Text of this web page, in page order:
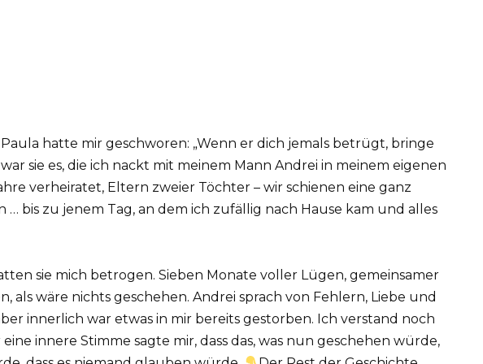
hatte mir geschworen: „Wenn er dich jemals betrügt, bringe
sie es, die ich nackt mit meinem Mann Andrei in meinem eigenen
verheiratet, Eltern zweier Töchter – wir schienen eine ganz
… bis zu jenem Tag, an dem ich zufällig nach Hause kam und alles
sie mich betrogen. Sieben Monate voller Lügen, gemeinsamer
als wäre nichts geschehen. Andrei sprach von Fehlern, Liebe und
innerlich war etwas in mir bereits gestorben. Ich verstand noch
innere Stimme sagte mir, dass das, was nun geschehen würde,